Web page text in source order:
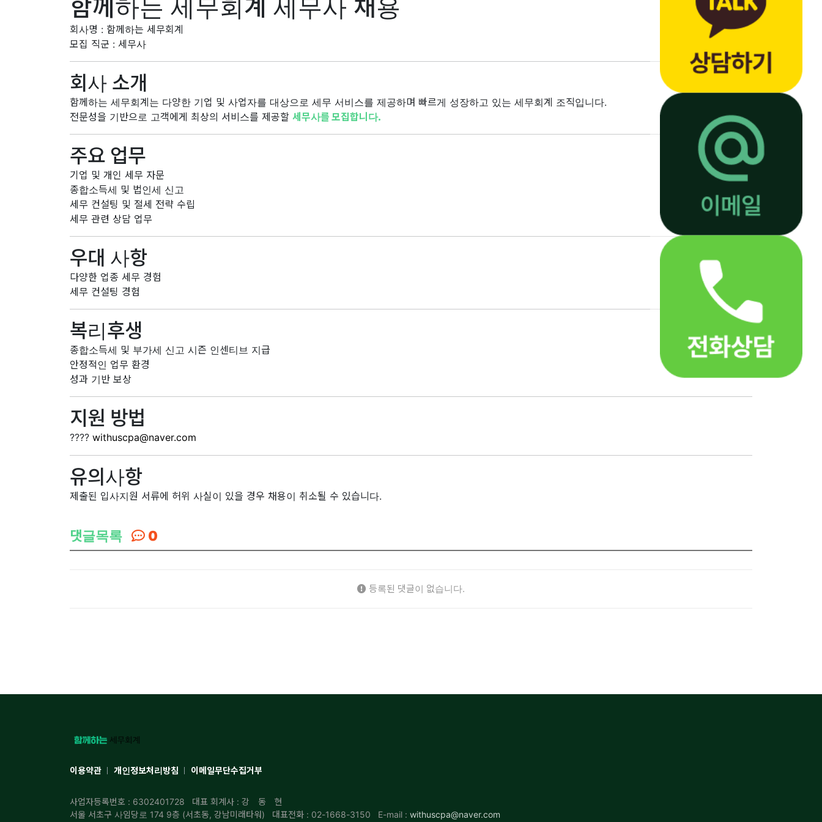
함께하는 세무회계 세무사 채용
회사명 : 함께하는 세무회계
모집 직군 : 세무사
회사 소개
함께하는 세무회계는 다양한 기업 및 사업자를 대상으로 세무 서비스를 제공하며 빠르게 성장하고 있는 세무회계 조직입니다.
전문성을 기반으로 고객에게 최상의 서비스를 제공할 세무사를 모집합니다.
주요 업무
기업 및 개인 세무 자문
종합소득세 및 법인세 신고
세무 컨설팅 및 절세 전략 수립
세무 관련 상담 업무
우대 사항
다양한 업종 세무 경험
세무 컨설팅 경험
복리후생
종합소득세 및 부가세 신고 시즌 인센티브 지급
안정적인 업무 환경
성과 기반 보상
지원 방법
???? withuscpa@naver.com
유의사항
제출된 입사지원 서류에 허위 사실이 있을 경우 채용이 취소될 수 있습니다.
댓글목록 0
등록된 댓글이 없습니다.
이용약관 개인정보처리방침 이메일무단수집거부
사업자등록번호 : 6302401728
대표 회계사 : 강 동 현
서울 서초구 사임당로 174 9층 (서초동, 강남미래타워)
대표전화 : 02-1668-3150 E-mail : withuscpa@naver.com